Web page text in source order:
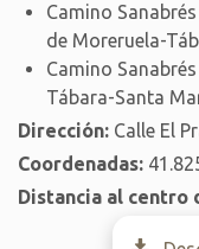
Camino
de Moreruela-
Camino
Tábara-Santa
Dirección: Calle El
Coordenadas:
Distancia al centro